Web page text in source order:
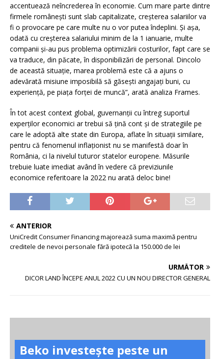
accentuează neîncrederea în economie. Cum mare parte dintre
firmele româneşti sunt slab capitalizate, creşterea salariilor va
fi o provocare pe care multe nu o vor putea îndeplini. Şi aşa,
odată cu creşterea salariului minim de la 1 ianuarie, multe
companii şi-au pus problema optimizării costurilor, fapt care se
va traduce, din păcate, în disponibilizări de personal. Dincolo
de această situaţie, marea problemă este că a ajuns o
adevărată misiune imposibilă să găseşti angajaţi buni, cu
experienţă, pe piaţa forţei de muncă”, arată analiza Frames.
În tot acest context global, guvernanții cu întreg suportul
experților economici ar trebui să țină cont și de strategiile pe
care le adoptă alte state din Europa, aflate în situații similare,
pentru că fenomenul inflaționist nu se manifestă doar în
România, ci la nivelul tuturor statelor europene. Măsurile
trebuie luate imediat având în vedere că previziunile
economice referitoare la 2022 nu arată deloc bine!
ANTERIOR
UniCredit Consumer Financing majorează suma maximă pentru
creditele de nevoi personale fără ipotecă la 150.000 de lei
URMĂTOR
DICOR LAND ÎNCEPE ANUL 2022 CU UN NOU DIRECTOR GENERAL
Beko investește peste un